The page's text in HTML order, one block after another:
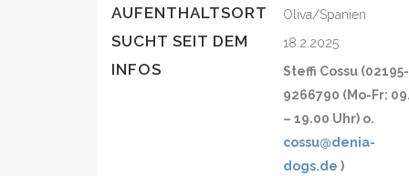
AUFENTHALTSORT Oliva/Spanien
SUCHT SEIT DEM 18.2.2025
INFOS
Steffi Cossu (02195-
9266790 (Mo-Fr:
– 19.00 Uhr) o.
cossu@denia-
dogs.de )